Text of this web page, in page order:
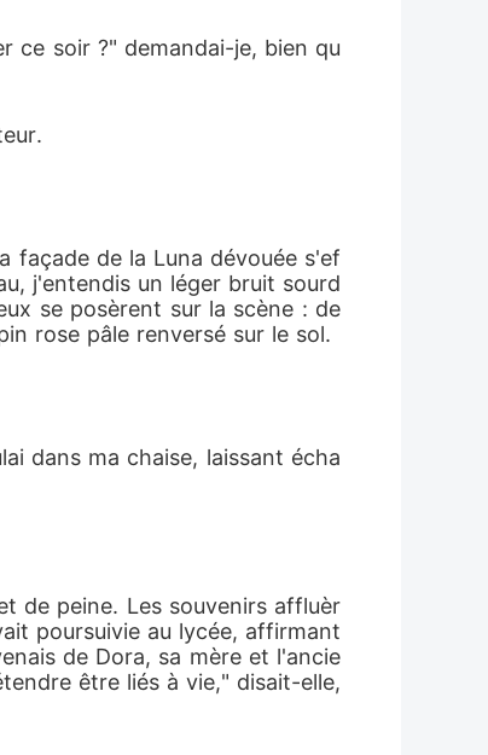
ce soir ?" demandai-je, bien qu
façade de la Luna dévouée s'ef
j'entendis un léger bruit sourd
se posèrent sur la scène : de
rose pâle renversé sur le sol.
dans ma chaise, laissant écha
de peine. Les souvenirs affluèr
poursuivie au lycée, affirmant
de Dora, sa mère et l'ancie
être liés à vie," disait-elle,